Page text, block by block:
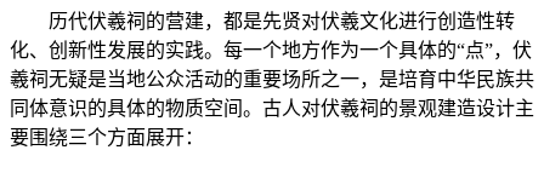
历代伏羲祠的营建，都是先贤对伏羲文化进行创造性转
化、创新性发展的实践。每一个地方作为一个具体的“点”，伏
羲祠无疑是当地公众活动的重要场所之一，是培育中华民族共
同体意识的具体的物质空间。古人对伏羲祠的景观建造设计主
要围绕三个方面展开：